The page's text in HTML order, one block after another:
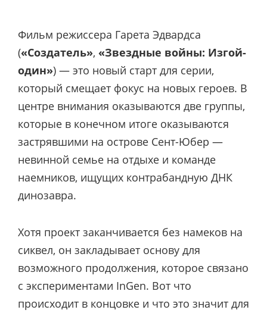
Фильм режиссера Гарета Эдвардса
(«Создатель», «Звездные войны: Изгой-
один») — это новый старт для серии,
который смещает фокус на новых героев. В
центре внимания оказываются две группы,
которые в конечном итоге оказываются
застрявшими на острове Сент-Юбер —
невинной семье на отдыхе и команде
наемников, ищущих контрабандную ДНК
динозавра.
Хотя проект заканчивается без намеков на
сиквел, он закладывает основу для
возможного продолжения, которое связано
с экспериментами InGen. Вот что
происходит в концовке и что это значит для